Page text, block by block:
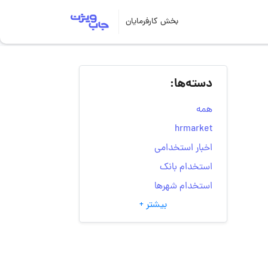
بخش کارفرمایان
دسته‌ها:
همه
hrmarket
اخبار استخدامی
استخدام بانک
استخدام شهرها
انتخاب مسیر شغلی
به‌روزرسانی‌های سایت
بیشتر +